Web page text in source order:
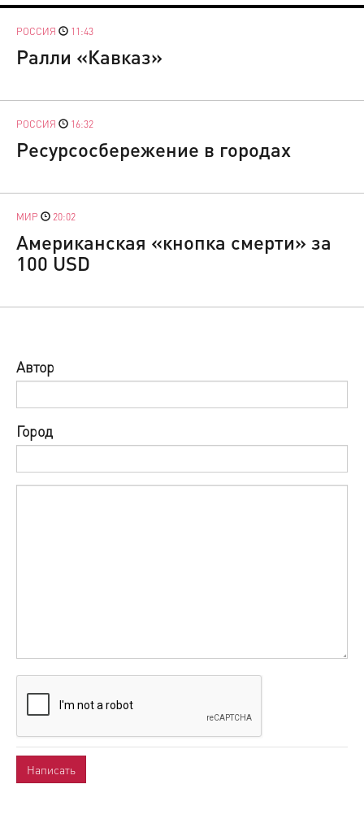
РОССИЯ 11:43
Ралли «Кавказ»
РОССИЯ 16:32
Ресурсосбережение в городах
МИР 20:02
Американская «кнопка смерти» за
100 USD
Автор
Город